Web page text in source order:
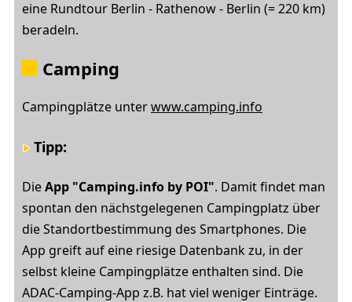
eine Rundtour Berlin - Rathenow - Berlin (= 220 km)
beradeln.
Camping
Campingplätze unterwww.camping.info
Tipp:
DieApp "Camping.info by POI". Damit findet man
spontan den nächstgelegenen Campingplatz über
die Standortbestimmung des Smartphones. Die
App greift auf eine riesige Datenbank zu, in der
selbst kleine Campingplätze enthalten sind. Die
ADAC-Camping-App z.B. hat viel weniger Einträge.